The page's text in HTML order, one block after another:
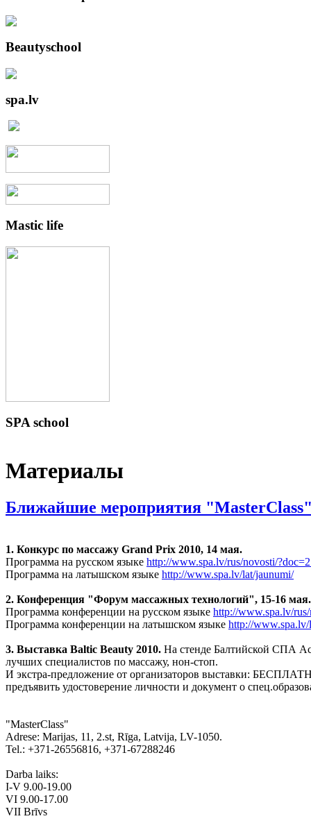
Beautyschool
spa.lv
Mastic life
SPA school
Материалы
Ближайшие мероприятия
1. Конкурс по массажу Grand Prix 2010, 14 мая.
Программа на русском языке http://www.spa.lv/rus/novosti/
Программа на латышском языке http://www.spa.lv/lat/jaunumi/
2. Конференция "Форум массажных технологий", 15-16 мая.
Программа конференции на русском языке http://www.spa.lv/
Программа конференции на латышском языке http://
3. Выставка Baltic Beauty 2010. На стенде Балтийской СПА
лучших специалистов по массажу, нон-стоп.
И экстра-предложение от организаторов выставки:
предъявить удостоверение личности и документ о
"MasterClass"
Adrese: Marijas, 11, 2.st, Rīga, Latvija, LV-1050.
Tel.: +371-26556816, +371-67288246
Darba laiks:
I-V 9.00-19.00
VI 9.00-17.00
VII Brīvs